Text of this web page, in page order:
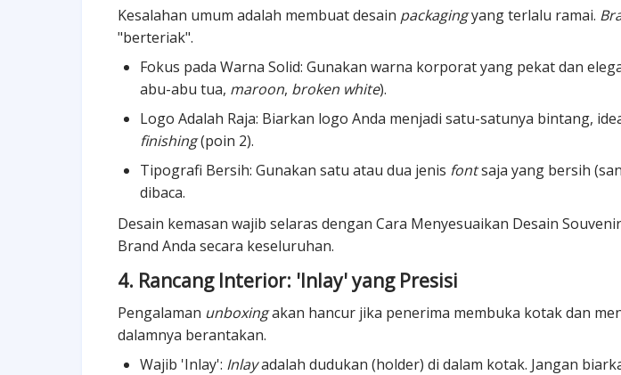
Kesalahan umum adalah membuat desain packagingyang terlalu ramai.
"berteriak".
Fokus pada Warna Solid: Gunakan warna korporat yang pekat dan
abu-abu tua, maroon, broken white).
Logo Adalah Raja: Biarkan logo Anda menjadi satu-satunya bintang,
finishing(poin 2).
Tipografi Bersih: Gunakan satu atau dua jenis fontsaja yang bersih
dibaca.
Desain kemasan wajib selaras dengan Cara Menyesuaikan Desain
Brand Anda secara keseluruhan.
4. Rancang Interior: 'Inlay' yang Presisi
Pengalaman unboxingakan hancur jika penerima membuka kotak dan
dalamnya berantakan.
Wajib 'Inlay': Inlayadalah dudukan (holder) di dalam kotak. Jangan